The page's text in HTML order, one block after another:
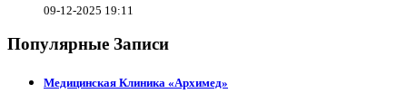
09-12-2025 19:11
Популярные Записи
Медицинская Клиника «Архимед»